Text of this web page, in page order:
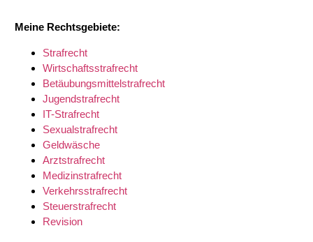
Meine Rechtsgebiete:
Strafrecht
Wirtschaftsstrafrecht
Betäubungsmittelstrafrecht
Jugendstrafrecht
IT-Strafrecht
Sexualstrafrecht
Geldwäsche
Arztstrafrecht
Medizinstrafrecht
Verkehrsstrafrecht
Steuerstrafrecht
Revision